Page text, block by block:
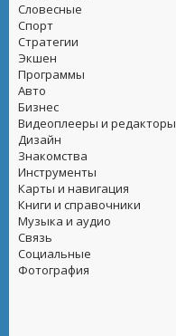
Словесные
Спорт
Стратегии
Экшен
Программы
Авто
Бизнес
Видеоплееры и редакторы
Дизайн
Знакомства
Инструменты
Карты и навигация
Книги и справочники
Музыка и аудио
Связь
Социальные
Фотография